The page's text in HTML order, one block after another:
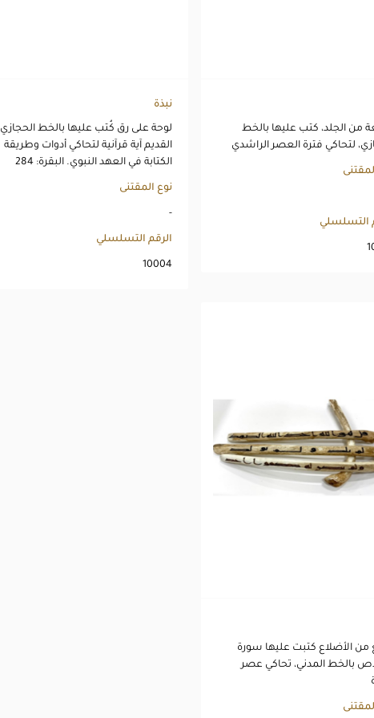
من الجلد، كتب عليها بالخط
لتحاكي فترة العصر الراشدي
التسلسلي
نبذة
لوحة على رق كُتب عليها بالخط الحجازي
القديم آية قرآنية لتحاكي أدوات وطريقة
الكتابة في العهد النبوي. البقرة: 284
نوع المقتنى
-
الرقم التسلسلي
10004
الأضلاع كتبت عليها سورة
بالخط المدني، تحاكي عصر